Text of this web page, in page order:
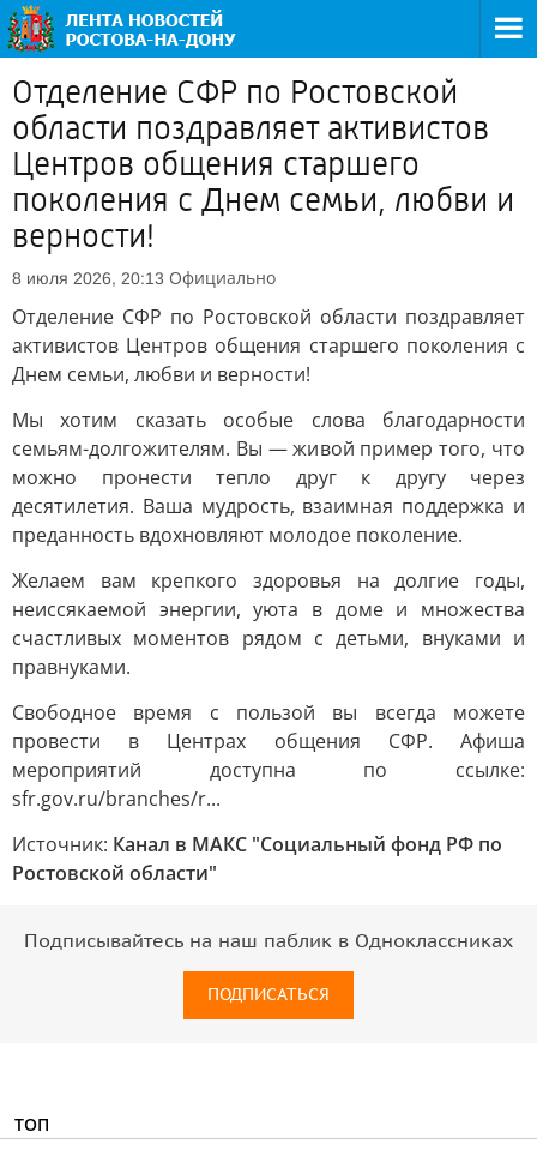
Отделение СФР по Ростовской
области поздравляет активистов
Центров общения старшего
поколения с Днем семьи, любви и
верности!
8 июля 2026, 20:13 Официально
Отделение СФР по Ростовской области поздравляет
активистов Центров общения старшего поколения с
Днем семьи, любви и верности!
Мы хотим сказать особые слова благодарности
семьям-долгожителям. Вы — живой пример того, что
можно пронести тепло друг к другу через
десятилетия. Ваша мудрость, взаимная поддержка и
преданность вдохновляют молодое поколение.
Желаем вам крепкого здоровья на долгие годы,
неиссякаемой энергии, уюта в доме и множества
счастливых моментов рядом с детьми, внуками и
правнуками.
Свободное время с пользой вы всегда можете
провести в Центрах общения СФР. Афиша
мероприятий доступна по ссылке:
sfr.gov.ru/branches/r...
Источник: Канал в МАКС "Социальный фонд РФ по
Ростовской области"
Подписывайтесь на наш паблик в Одноклассниках
ПОДПИСАТЬСЯ
ТОП